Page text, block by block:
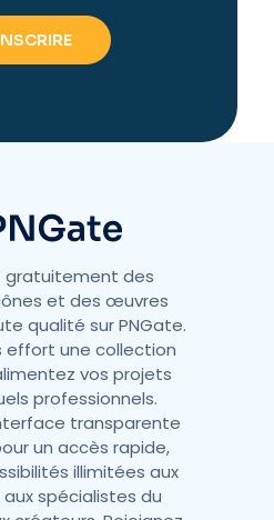
gratuitement des
et des œuvres
qualité sur PNGate.
effort une collection
vos projets
professionnels.
transparente
un accès rapide,
illimitées aux
spécialistes du